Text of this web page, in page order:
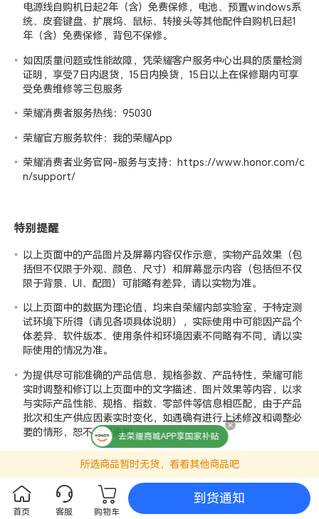
去荣耀商城APP享国家补贴
电源线自购机日起2年（含）免费保修，电池、预置windows系
统、皮套键盘、扩展坞、鼠标、转接头等其他配件自购机日起1
年（含）免费保修，背包不保修。
如因质量问题或性能故障，凭荣耀客户服务中心出具的质量检测
证明，享受7日内退货，15日内换货，15日以上在保修期内可享
受免费维修等三包服务
荣耀消费者服务热线：95030
荣耀官方服务软件：我的荣耀App
荣耀消费者业务官网-服务与支持：https://www.honor.com/c
n/support/
特别提醒
以上页面中的产品图片及屏幕内容仅作示意，实物产品效果（包
括但不仅限于外观、颜色、尺寸）和屏幕显示内容（包括但不仅
限于背景、UI、配图）可能略有差异，请以实物为准。
以上页面中的数据为理论值，均来自荣耀内部实验室，于特定测
试环境下所得（请见各项具体说明），实际使用中可能因产品个
体差异、软件版本、使用条件和环境因素不同略有不同，请以实
际使用的情况为准。
为提供尽可能准确的产品信息、规格参数、产品特性，荣耀可能
实时调整和修订以上页面中的文字描述、图片效果等内容，以求
与实际产品性能、规格、指数、零部件等信息相匹配，由于产品
批次和生产供应因素实时变化，如遇确有进行上述修改和调整必
要的情形，恕不专门通知。
所选商品暂时无货，看看其他商品吧
首页 客服 购物车
到货通知